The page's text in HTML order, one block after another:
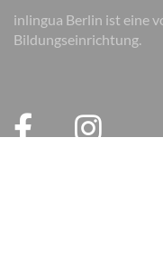
inlingua Berlin ist eine
Bildungseinrichtung.